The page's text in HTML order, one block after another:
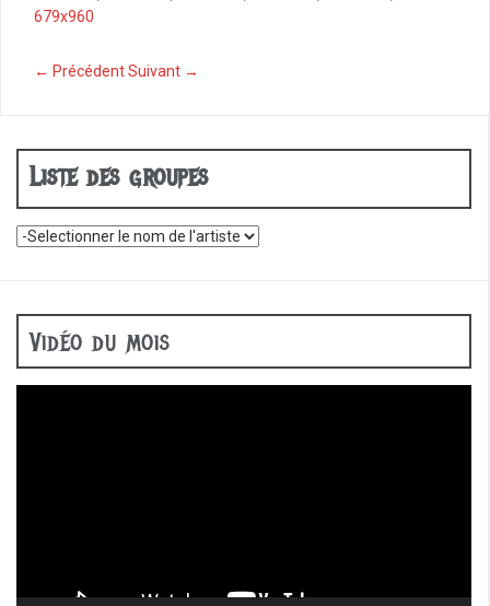
b
k
679x960
← PrécédentSuivant →
Liste des groupes
Vidéo du mois